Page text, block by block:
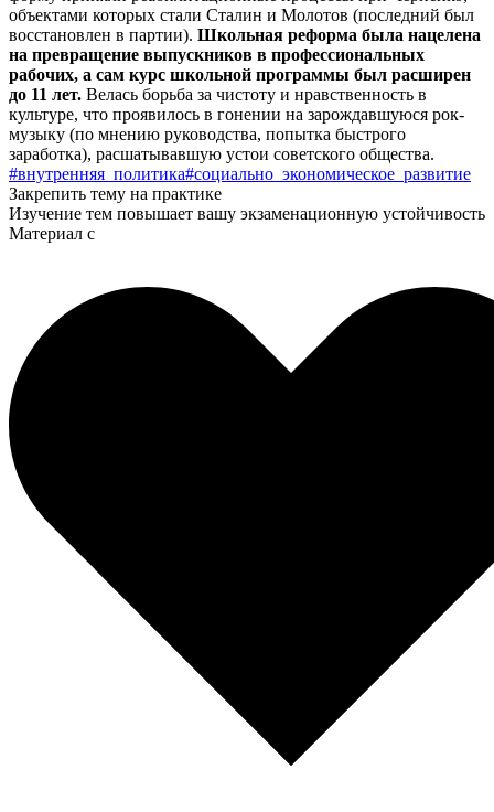
объектами которых стали Сталин и Молотов (последний был
восстановлен в партии). Школьная реформа была нацелена
на превращение выпускников в профессиональных
рабочих, а сам курс школьной программы был расширен
до 11 лет. Велась борьба за чистоту и нравственность в
культуре, что проявилось в гонении на зарождавшуюся рок-
музыку (по мнению руководства, попытка быстрого
заработка), расшатывавшую устои советского общества.
#внутренняя_политика#cоциально_экономическое_развитие
Закрепить тему на практике
Изучение тем повышает вашу экзаменационную устойчивость
Материал с